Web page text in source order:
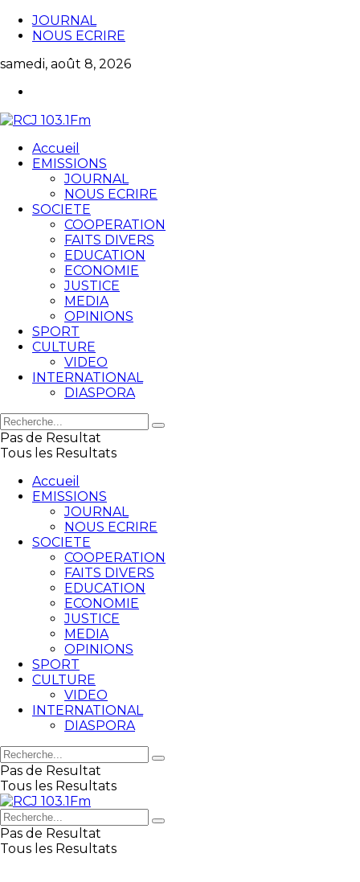
JOURNAL
NOUS ECRIRE
samedi, août 8, 2026
Accueil
EMISSIONS
JOURNAL
NOUS ECRIRE
SOCIETE
COOPERATION
FAITS DIVERS
EDUCATION
ECONOMIE
JUSTICE
MEDIA
OPINIONS
SPORT
CULTURE
VIDEO
INTERNATIONAL
DIASPORA
Pas de Resultat
Tous les Resultats
Accueil
EMISSIONS
JOURNAL
NOUS ECRIRE
SOCIETE
COOPERATION
FAITS DIVERS
EDUCATION
ECONOMIE
JUSTICE
MEDIA
OPINIONS
SPORT
CULTURE
VIDEO
INTERNATIONAL
DIASPORA
Pas de Resultat
Tous les Resultats
Pas de Resultat
Tous les Resultats